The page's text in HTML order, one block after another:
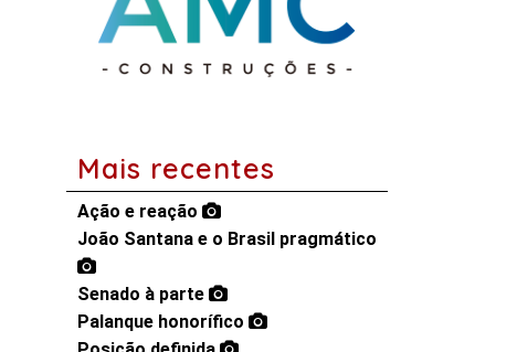
Mais recentes
Ação e reação
João Santana e o Brasil pragmático
Senado à parte
Palanque honorífico